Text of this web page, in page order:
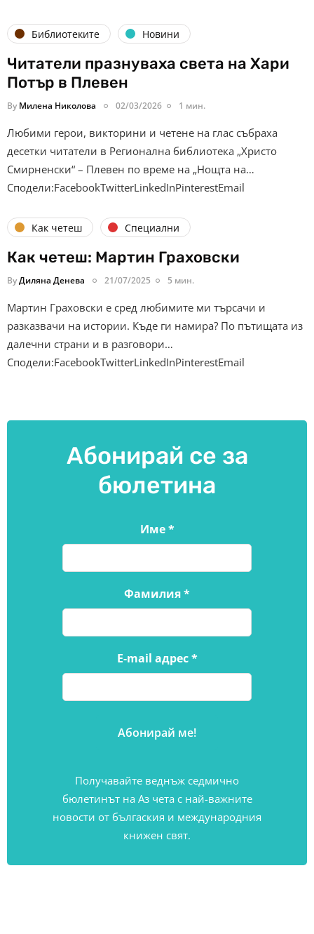
Библиотеките Новини
Читатели празнуваха света на Хари
Потър в Плевен
By Милена Николова 02/03/2026 1 мин.
Любими герои, викторини и четене на глас събраха
десетки читатели в Регионална библиотека „Христо
Смирненски“ – Плевен по време на „Нощта на…
Сподели:FacebookTwitterLinkedInPinterestEmail
Как четеш Специални
Как четеш: Мартин Граховски
ByДиляна Денева 21/07/2025 5 мин.
Мартин Граховски е сред любимите ми търсачи и
разказвачи на истории. Къде ги намира? По пътищата из
далечни страни и в разговори…
Сподели:FacebookTwitterLinkedInPinterestEmail
Абонирай се за
бюлетина
Име*
Фамилия*
E-mail адрес*
Получавайте веднъж седмично
бюлетинът на Аз чета с най-важните
новости от бългаския и международния
книжен свят.